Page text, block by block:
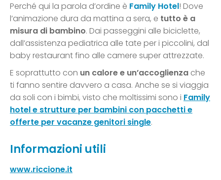
Perché qui la parola d’ordine è Family Hotel! Dove
l’animazione dura da mattina a sera, e tutto è a
misura di bambino. Dai passeggini alle biciclette,
dall’assistenza pediatrica alle tate per i piccolini, dal
baby restaurant fino alle camere super attrezzate.
E soprattutto con un calore e un’accoglienza che
ti fanno sentire davvero a casa. Anche se si viaggia
da soli con i bimbi, visto che moltissimi sono i Family
hotel e strutture per bambini con pacchetti e
offerte per vacanze genitori single.
Informazioni utili
www.riccione.it